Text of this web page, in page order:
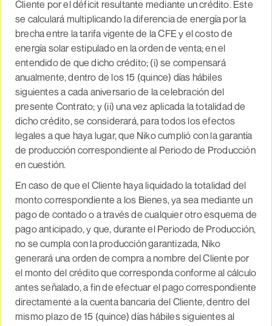
Cliente por el déficit resultante mediante un crédito. Este
se calculará multiplicando la diferencia de energía por la
brecha entre la tarifa vigente de la CFE y el costo de
energía solar estipulado en la orden de venta; en el
entendido de que dicho crédito; (i) se compensará
anualmente, dentro de los 15 (quince) días hábiles
siguientes a cada aniversario de la celebración del
presente Contrato; y (ii) una vez aplicada la totalidad de
dicho crédito, se considerará, para todos los efectos
legales a que haya lugar, que Niko cumplió con la garantía
de producción correspondiente al Periodo de Producción
en cuestión.
En caso de que el Cliente haya liquidado la totalidad del
monto correspondiente a los Bienes, ya sea mediante un
pago de contado o a través de cualquier otro esquema de
pago anticipado, y que, durante el Periodo de Producción,
no se cumpla con la producción garantizada, Niko
generará una orden de compra a nombre del Cliente por
el monto del crédito que corresponda conforme al cálculo
antes señalado, a fin de efectuar el pago correspondiente
directamente a la cuenta bancaria del Cliente, dentro del
mismo plazo de 15 (quince) días hábiles siguientes al